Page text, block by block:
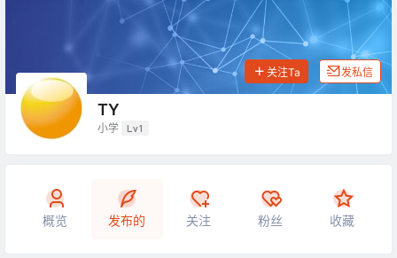
TY
小学 Lv1
关注Ta 发私信
概览 发布的 关注 粉丝 收藏